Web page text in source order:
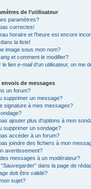
de l’utilisateur
paramètres?
correctes!
horaire et l’heure est encore
la liste!
image sous mon nom?
et comment le modifier?
le lien e-maild’un utilisateur, on me
de messages
un forum?
supprimer un message?
signature à mes messages?
ajouter plus d’options à mon
supprimer un sondage?
accéder à un forum?
joindre des fichiers à mon
avertissement?
messages à un modérateur?
dans la page de
doit être validé?
sujet?